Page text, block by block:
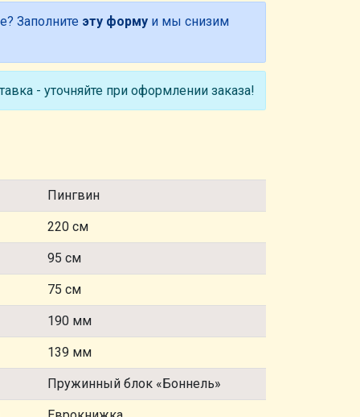
Заполните эту форму и мы снизим
- уточняйте при оформлении заказа!
Пингвин
220 см
95 см
75 см
190 мм
139 мм
Пружинный блок «Боннель»